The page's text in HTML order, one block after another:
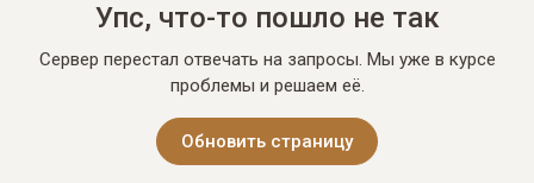
Упс, что-то пошло не так
Сервер перестал отвечать на запросы. Мы уже в курсе
проблемы и решаем её.
Обновить страницу